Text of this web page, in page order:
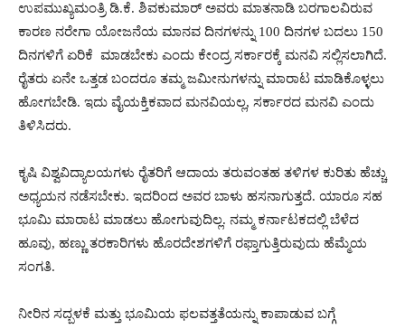
ಉಪಮುಖ್ಯಮಂತ್ರಿ ಡಿ.ಕೆ. ಶಿವಕುಮಾರ್ ಅವರು ಮಾತನಾಡಿ ಬರಗಾಲವಿರುವ
ಕಾರಣ ನರೇಗಾ ಯೋಜನೆಯ ಮಾನವ ದಿನಗಳನ್ನು 100 ದಿನಗಳ ಬದಲು 150
ದಿನಗಳಿಗೆ ಏರಿಕೆ ಮಾಡಬೇಕು ಎಂದು ಕೇಂದ್ರ ಸರ್ಕಾರಕ್ಕೆ ಮನವಿ ಸಲ್ಲಿಸಲಾಗಿದೆ.
ರೈತರು ಏನೇ ಒತ್ತಡ ಬಂದರೂ ತಮ್ಮ ಜಮೀನುಗಳನ್ನು ಮಾರಾಟ ಮಾಡಿಕೊಳ್ಳಲು
ಹೋಗಬೇಡಿ. ಇದು ವೈಯಕ್ತಿಕವಾದ ಮನವಿಯಲ್ಲ, ಸರ್ಕಾರದ ಮನವಿ ಎಂದು
ತಿಳಿಸಿದರು.
ಕೃಷಿ ವಿಶ್ವವಿದ್ಯಾಲಯಗಳು ರೈತರಿಗೆ ಆದಾಯ ತರುವಂತಹ ತಳಿಗಳ ಕುರಿತು ಹೆಚ್ಚು
ಅಧ್ಯಯನ ನಡೆಸಬೇಕು. ಇದರಿಂದ ಅವರ ಬಾಳು ಹಸನಾಗುತ್ತದೆ. ಯಾರೂ ಸಹ
ಭೂಮಿ ಮಾರಾಟ ಮಾಡಲು ಹೋಗುವುದಿಲ್ಲ. ನಮ್ಮ ಕರ್ನಾಟಕದಲ್ಲಿ ಬೆಳೆದ
ಹೂವು, ಹಣ್ಣು ತರಕಾರಿಗಳು ಹೊರದೇಶಗಳಿಗೆ ರಫ್ತಾಗುತ್ತಿರುವುದು ಹೆಮ್ಮೆಯ
ಸಂಗತಿ.
ನೀರಿನ ಸದ್ಬಳಕೆ ಮತ್ತು ಭೂಮಿಯ ಫಲವತ್ತತೆಯನ್ನು ಕಾಪಾಡುವ ಬಗ್ಗೆ